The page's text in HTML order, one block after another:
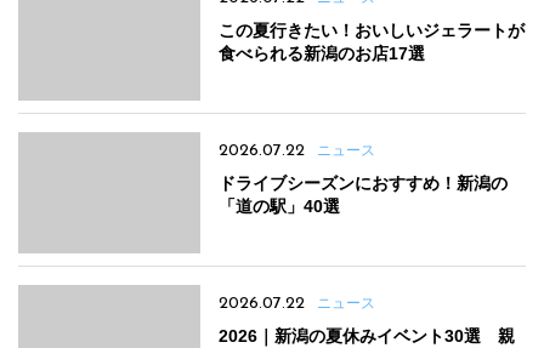
この夏行きたい！おいしいジェラートが
食べられる新潟のお店17選
2026.07.22 ニュース
ドライブシーズンにおすすめ！新潟の
「道の駅」40選
2026.07.22 ニュース
2026｜新潟の夏休みイベント30選 親